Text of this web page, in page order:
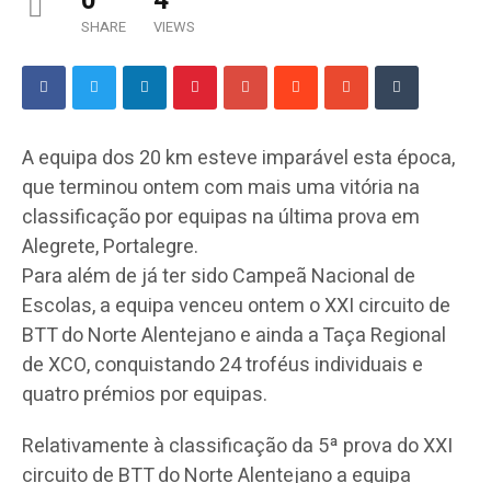
SHARE VIEWS
A equipa dos 20 km esteve imparável esta época,
que terminou ontem com mais uma vitória na
classificação por equipas na última prova em
Alegrete, Portalegre.
Para além de já ter sido Campeã Nacional de
Escolas, a equipa venceu ontem o XXI circuito de
BTT do Norte Alentejano e ainda a Taça Regional
de XCO, conquistando 24 troféus individuais e
quatro prémios por equipas.
Relativamente à classificação da 5ª prova do XXI
circuito de BTT do Norte Alentejano a equipa